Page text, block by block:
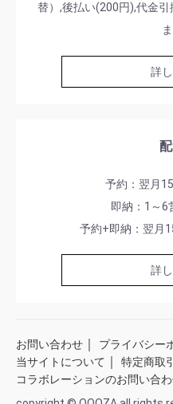
替）,後払い(200円),代金
詳
予約：翌月
即納：1～6
予約+即納：翌月
詳
お問い合わせ ｜ プライバシー
当サイトについて ｜ 特定商取
コラボレーションのお問い合